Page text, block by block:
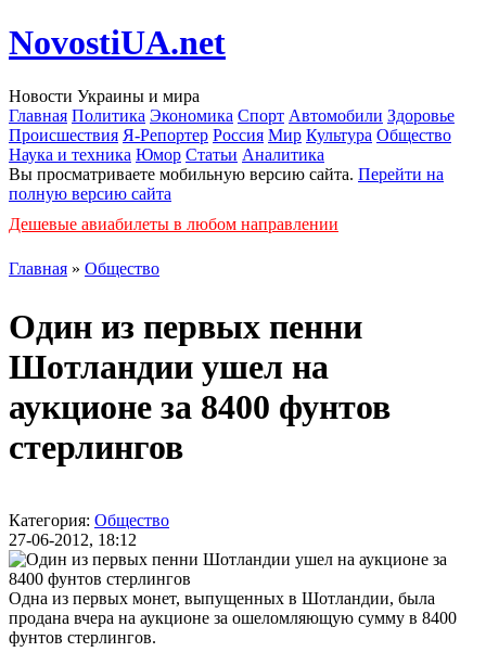
NovostiUA.net
Новости Украины и мира
Главная Политика Экономика Спорт Автомобили Здоровье
Происшествия Я-Репортер Россия Мир Культура Общество
Наука и техника Юмор Статьи Аналитика
Вы просматриваете мобильную версию сайта. Перейти на
полную версию сайта
Дешевые авиабилеты в любом направлении
Главная » Общество
Один из первых пенни
Шотландии ушел на
аукционе за 8400 фунтов
стерлингов
Категория: Общество
27-06-2012, 18:12
Одна из первых монет, выпущенных в Шотландии, была
продана вчера на аукционе за ошеломляющую сумму в 8400
фунтов стерлингов.